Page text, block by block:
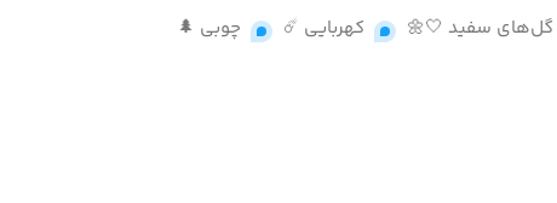
گل‌های سفید 🤍🌼 , کهربایی ☄️ , چوبی 🌲